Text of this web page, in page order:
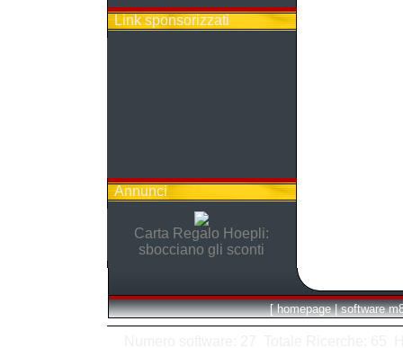
Link sponsorizzati
Annunci
Carta Regalo Hoepli:
sbocciano gli sconti
[ homepage | software